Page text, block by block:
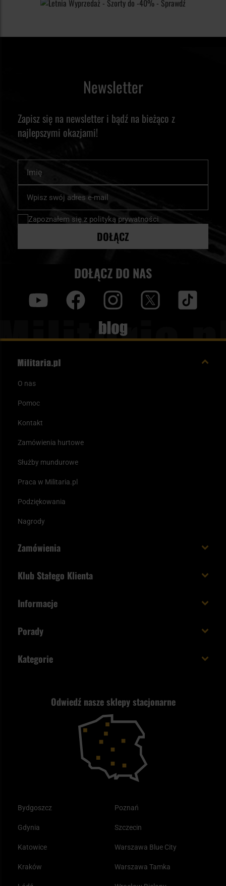
Newsletter
Zapisz się na newsletter i bądź na bieżąco z
najlepszymi okazjami!
nasz
newsletter:
Zapoznałem się z polityką prywatności
DOŁĄCZ
DOŁĄCZ DO NAS
Blog
O nas
Pomoc
Kontakt
Zamówienia hurtowe
Służby mundurowe
Praca w Militaria.pl
Podziękowania
Nagrody
Zamówienia
Paczka w weekend
Status zamówienia
Wysyłka za granicę
Reklamacje i gwarancja
Klub Stałego Klienta
Unboxing Militaria.pl
Logowanie
Odwiedź nasze sklepy stacjonarne
Bydgoszcz
Gdynia
Katowice
Kraków
Poznań
Szczecin
Warszawa Blue City
Warszawa Tamka
Informacje
Polityka prywatności
Kupony i kody rabatowe
Porady
Plecak ewakuacyjny preppersa
Kategorie
Samoobrona